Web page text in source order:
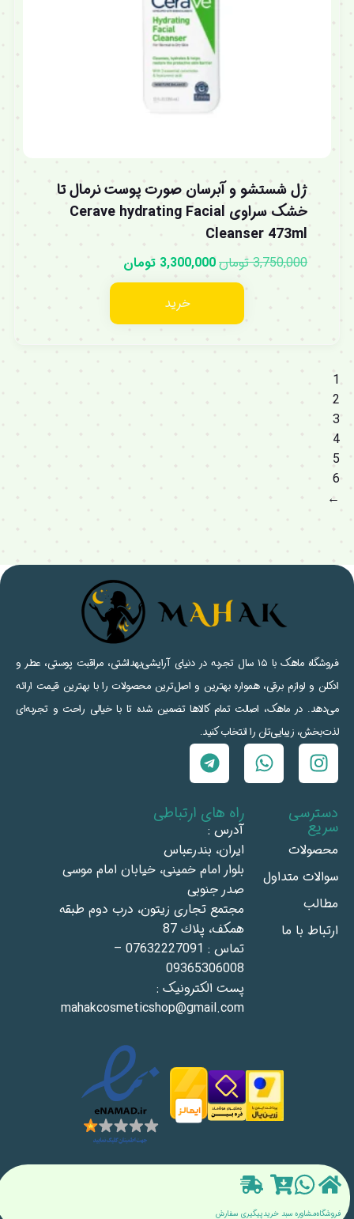
ژل شستشو و آبرسان صورت پوست نرمال تا
خشک سراوی Cerave hydrating Facial
Cleanser 473ml
3,750,000 تومان3,300,000 تومان
خرید
1
2
3
4
5
6
←
فروشگاه ماهک با ۱۵ سال تجربه در دنیای آرایشی‌بهداشتی، مراقبت پوستی، عطر و
ادکلن و لوازم برقی، همواره بهترین و اصل‌ترین محصولات را با بهترین قیمت ارائه
می‌دهد. در ماهک، اصالت تمام کالاها تضمین شده تا با خیالی راحت و تجربه‌ای
لذت‌بخش، زیبایی‌تان را انتخاب کنید.
دسترسی
سریع
محصولات
سوالات متداول
مطالب
ارتباط با ما
راه های ارتباطی
آدرس :
ايران، بندرعباس
بلوار امام خمينى، خيابان امام موسى
صدر جنوبى
مجتمع تجاری زيتون، درب دوم طبقه
همكف، پلاك 87
تماس : 07632227091 –
09365306008
پست الکترونیک :
mahakcosmeticshop@gmail.com
تمام حقوق برای فروشگاه ماهک کازمتیک محفوظ است | طراحی شده
توسط شرکت accifly ​
فروشگاهمشاوره سبد خریدپیگیری سفارش